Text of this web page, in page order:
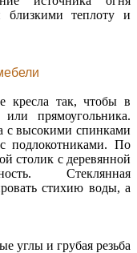
теплоту и
кресла так, чтобы в
или прямоугольника.
с высокими спинками
подлокотниками. По
столик с деревянной
Стеклянная
стихию воды, а
углы и грубая резьба